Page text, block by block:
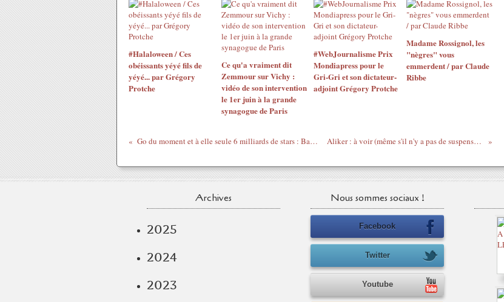
#Halaloween / Ces
obéissants yéyé fils de
yéyé... par Grégory
Protche
Ce qu'a vraiment dit
Zemmour sur Vichy :
vidéo de son intervention
le 1er juin à la grande
synagogue de Paris
#WebJournalisme Prix
Mondiapress pour le
Gri-Gri et son dictateur-
adjoint Grégory Protche
Madame Rossignol, les
"nègres" vous
emmerdent / par Claude
Ribbe
Go du moment et à elle seule 6 milliards de stars : Bams (en concert demain soir) Aliker : à voir (même s'il n'y a pas de suspense, le nègre meurt à la fin)
Archives
2025
2024
2023
Nous sommes sociaux !
Facebook
Twitter
Youtube